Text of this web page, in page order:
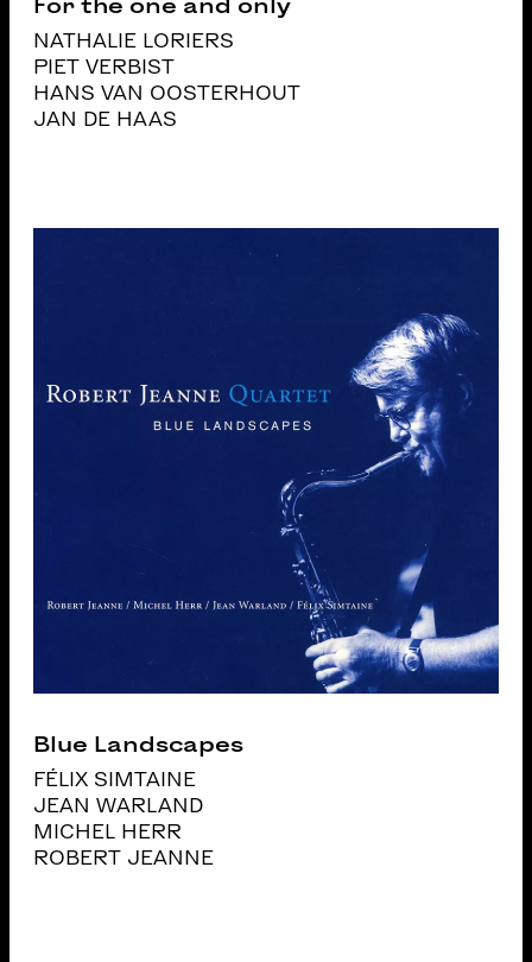
For the one and only
NATHALIE LORIERS
PIET VERBIST
HANS VAN OOSTERHOUT
JAN DE HAAS
Blue Landscapes
FÉLIX SIMTAINE
JEAN WARLAND
MICHEL HERR
ROBERT JEANNE